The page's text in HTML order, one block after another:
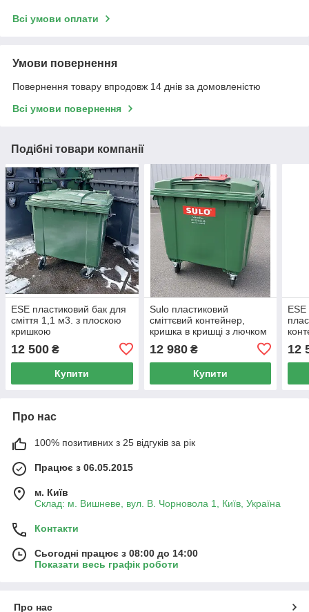
Всі умови оплати
Умови повернення
Повернення товару впродовж 14 днів за домовленістю
Всі умови повернення
Подібні товари компанії
ESE пластиковий бак для
сміття 1,1 м3. з плоскою
кришкою
12 500 ₴
Купити
Sulo пластиковий
сміттєвий контейнер,
кришка в кришці з лючком
12 980₴
Купити
12
Про нас
100% позитивних з 25 відгуків за рік
Працює з 06.05.2015
м. Київ
Склад: м. Вишневе, вул. В. Чорновола 1, Київ, Україна
Контакти
Сьогодні працює з 08:00 до 14:00
Показати весь графік роботи
Про нас